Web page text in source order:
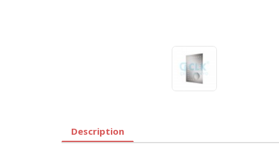
Description